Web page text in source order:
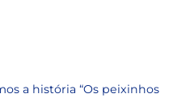
a história “Os peixinhos